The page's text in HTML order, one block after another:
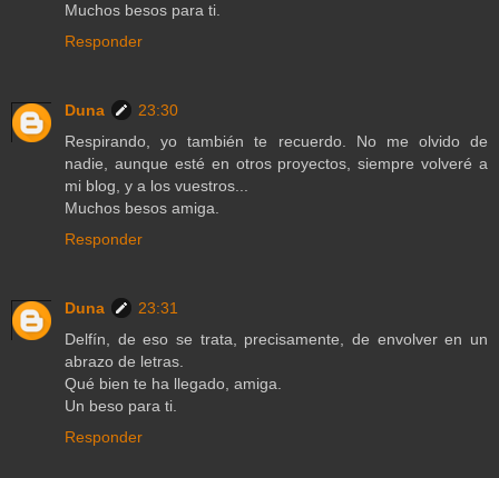
Muchos besos para ti.
Responder
Duna
23:30
Respirando, yo también te recuerdo. No me olvido de
nadie, aunque esté en otros proyectos, siempre volveré a
mi blog, y a los vuestros...
Muchos besos amiga.
Responder
Duna
23:31
Delfín, de eso se trata, precisamente, de envolver en un
abrazo de letras.
Qué bien te ha llegado, amiga.
Un beso para ti.
Responder